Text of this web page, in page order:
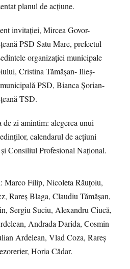
planul de acțiune.
invitației, Mircea Govor-
PSD Satu Mare, prefectul
organizației municipale
Cristina Tămășan- Ilieș-
PSD, Bianca Șorian-
TSD.
zi amintim: alegerea unui
calendarul de acțiuni
Consiliul Profesional Național.
Marco Filip, Nicoleta Răuțoiu,
Rareș Blaga, Claudiu Tămășan,
Sergiu Suciu, Alexandru Ciucă,
Andrada Darida, Cosmin
Ardelean, Vlad Coza, Rareș
Horia Cădar.